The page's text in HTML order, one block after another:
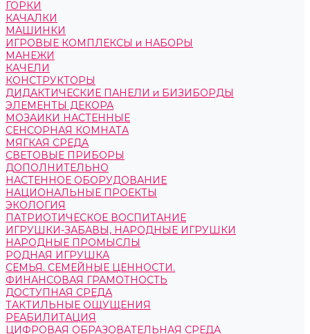
ГОРКИ
КАЧАЛКИ
МАШИНКИ
ИГРОВЫЕ КОМПЛЕКСЫ и НАБОРЫ
МАНЕЖИ
КАЧЕЛИ
КОНСТРУКТОРЫ
ДИДАКТИЧЕСКИЕ ПАНЕЛИ и БИЗИБОРДЫ
ЭЛЕМЕНТЫ ДЕКОРА
МОЗАИКИ НАСТЕННЫЕ
СЕНСОРНАЯ КОМНАТА
МЯГКАЯ СРЕДА
СВЕТОВЫЕ ПРИБОРЫ
ДОПОЛНИТЕЛЬНО
НАСТЕННОЕ ОБОРУДОВАНИЕ
НАЦИОНАЛЬНЫЕ ПРОЕКТЫ
ЭКОЛОГИЯ
ПАТРИОТИЧЕСКОЕ ВОСПИТАНИЕ
ИГРУШКИ-ЗАБАВЫ, НАРОДНЫЕ ИГРУШКИ
НАРОДНЫЕ ПРОМЫСЛЫ
РОДНАЯ ИГРУШКА
СЕМЬЯ. СЕМЕЙНЫЕ ЦЕННОСТИ.
ФИНАНСОВАЯ ГРАМОТНОСТЬ
ДОСТУПНАЯ СРЕДА
ТАКТИЛЬНЫЕ ОЩУЩЕНИЯ
РЕАБИЛИТАЦИЯ
ЦИФРОВАЯ ОБРАЗОВАТЕЛЬНАЯ СРЕДА